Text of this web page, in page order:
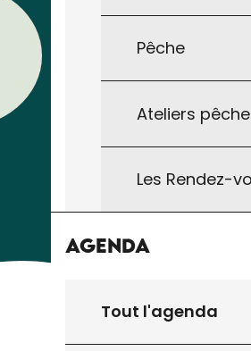
Pêche
Ateliers
Les Rendez-
Agenda
Tout l'agenda
BROCHURES
votre séjour : les
de l’Office de Tourisme à